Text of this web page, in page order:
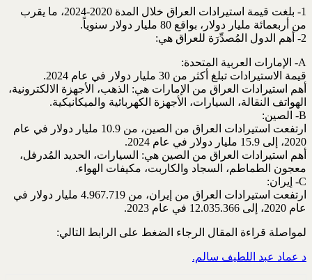
1- بلغت قيمة استيرادات العراق خلال المدة 2020-2024، ما يقرب
من أربعمائة مليار دولار، بواقع 80 مليار دولار سنوياً.
2- أهم الدول المُصدِّرَة للعراق هي:
A- الإمارات العربية المتحدة:
قيمة الاستيرادات تبلغ أكثر من 30 مليار دولار في عام 2024.
أهم استيرادات العراق من الإمارات هي: الذهب، الأجهزة الالكترونية،
الهواتف النقالة، السيارات، الأجهزة الكهربائية والميكانيكية.
B- الصين:
ارتفعت استيرادات العراق من الصين، من 10.9 مليار دولار في عام
2020، إلى 15.9 مليار دولار في عام 2024.
أهم استيرادات العراق من الصين هي: السيارات، الحديد المُدرفل،
معجون الطماطم، السجاد والكاربت، مكيفات الهواء.
C- إيران:
ارتفعت استيرادات العراق من إيران، من 4.967.719 مليار دولار في
عام 2020، إلى 12.035.366 في عام 2023.
لمواصلة قراءة المقال الرجاء الضغط على الرابط التالي:
د عماد عبد اللطيف سالم.